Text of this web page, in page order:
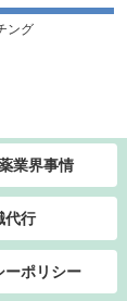
ング
業界事情
代行
ーポリシー